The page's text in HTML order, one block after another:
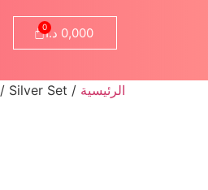
0,000 د.ا
الرئيسية /
/ Silver Set